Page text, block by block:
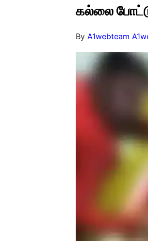
கல்லை
ByA1webteam